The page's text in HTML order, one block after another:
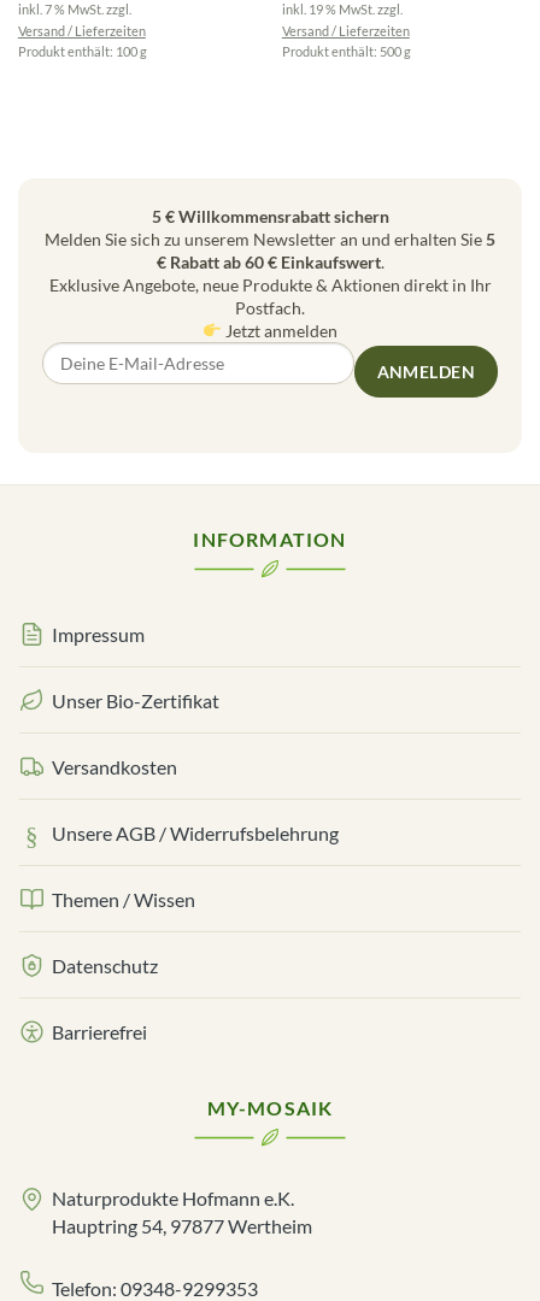
inkl. 7 % MwSt. zzgl.
Versand / Lieferzeiten
Produkt enthält: 100g
inkl. 19 % MwSt. zzgl.
Versand / Lieferzeiten
Produkt enthält: 500g
5 € Willkommensrabatt sichern
Melden Sie sich zu unserem Newsletter an und erhalten Sie5
€ Rabatt ab 60 € Einkaufswert.
Exklusive Angebote, neue Produkte & Aktionen direkt in Ihr
Postfach.
Jetzt anmelden
ANMELDEN
INFORMATION
Impressum
Unser Bio-Zertifikat
Versandkosten
Unsere AGB / Widerrufsbelehrung
Themen / Wissen
Datenschutz
Barrierefrei
MY-MOSAIK
Naturprodukte Hofmann e.K.
Hauptring 54, 97877 Wertheim
Telefon: 09348-9299353